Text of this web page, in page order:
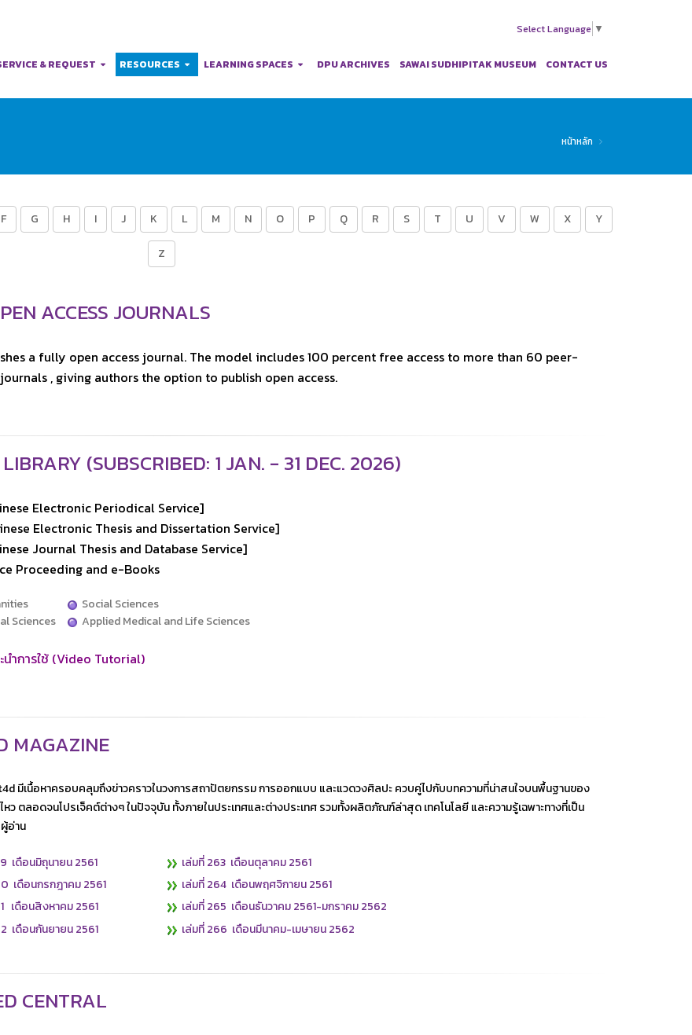
Select Language ▼
& REQUEST RESOURCES LEARNING SPACES DPU ARCHIVES SAWAI SUDHIPITAK MUSEUM CONTACT US
หน้าหลัก
F G H I J K L M N O P Q R S T U V W X Y
Z
ACCESS JOURNALS
a fully open access journal. The model includes 100 percent free access to more than 60 peer-
, giving authors the option to publish open access.
(SUBSCRIBED: 1 JAN. - 31 DEC. 2026)
Electronic Periodical Service]
Electronic Thesis and Dissertation Service]
Journal Thesis and Database Service]
Proceeding and e-Books
Social Sciences
Sciences
Applied Medical and Life Sciences
นำการใช้ (Video Tutorial)
MAGAZINE
มีเนื้อหาครอบคลุมถึงข่าวคราวในวงการสถาปัตยกรรม การออกแบบ และแวดวงศิลปะ ควบคู่ไปกับบทความที่น่าสนใจบนพื้นฐานของ
หว ตลอดจนโปรเจ็คต์ต่างๆ ในปัจจุบัน ทั้งภายในประเทศและต่างประเทศ รวมทั้งผลิตภัณฑ์ล่าสุด เทคโนโลยี และความรู้เฉพาะทางที่เป็น
อ่าน
เดือนมิถุนายน 2561 ​ เล่มที่ 263 เดือนตุลาคม 2561
เดือนกรกฎาคม 2561 ​ เล่มที่ 264 เดือนพฤศจิกายน 2561
เดือนสิงหาคม 2561 ​ เล่มที่ 265 เดือนธันวาคม 2561-มกราคม 2562
เดือนกันยายน 2561 ​ เล่มที่ 266 เดือนมีนาคม-เมษายน 2562
CENTRAL